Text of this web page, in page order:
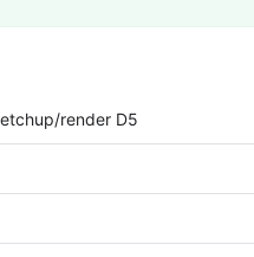
render D5